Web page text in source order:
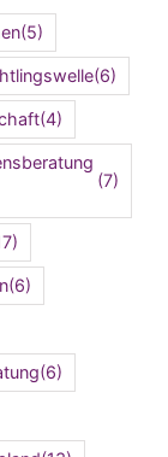
(5)
(6)
(4)
(7)
(6)
(6)